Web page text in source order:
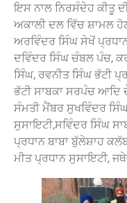
ਇਸ ਨਾਲ ਨਿਰਸੰਦੇਹ ਕੀਤੂ
ਅਕਾਲੀ ਦਲ ਵਿੱਚ ਸ਼ਾਮਲ
ਅਰਵਿੰਦਰ ਸਿੰਘ ਸੇਖੋਂ
ਦਵਿੰਦਰ ਸਿੰਘ ਚੰਬਲ ਪੰਚ,
ਸਿੰਘ, ਰਵਨੀਤ ਸਿੰਘ ਭੱਟੀ
ਭੱਟੀ ਸਾਬਕਾ ਸਰਪੰਚ
ਸੰਮਤੀ ਮੈਂਬਰ ਸੁਖਵਿੰਦਰ
ਸੁਸਾਇਟੀ,ਸਵਿੰਦਰ ਸਿੰਘ
ਪ੍ਰਧਾਨ ਬਾਬਾ ਬੁੱਲੇਸ਼ਾਹ
ਮੀਤ ਪ੍ਰਧਾਨ ਸੁਸਾਇਟੀ,